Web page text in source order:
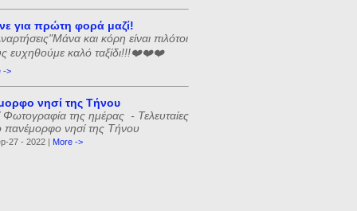
για πρώτη φορά μαζί!
και κόρη είναι πιλότοι
ευχηθούμε καλό ταξίδι!!!❤️❤️❤️
->
νησί της Τήνου
της ημέρας - Τελευταίες
πανέμορφο νησί της Τήνου
27 - 2022 | More ->